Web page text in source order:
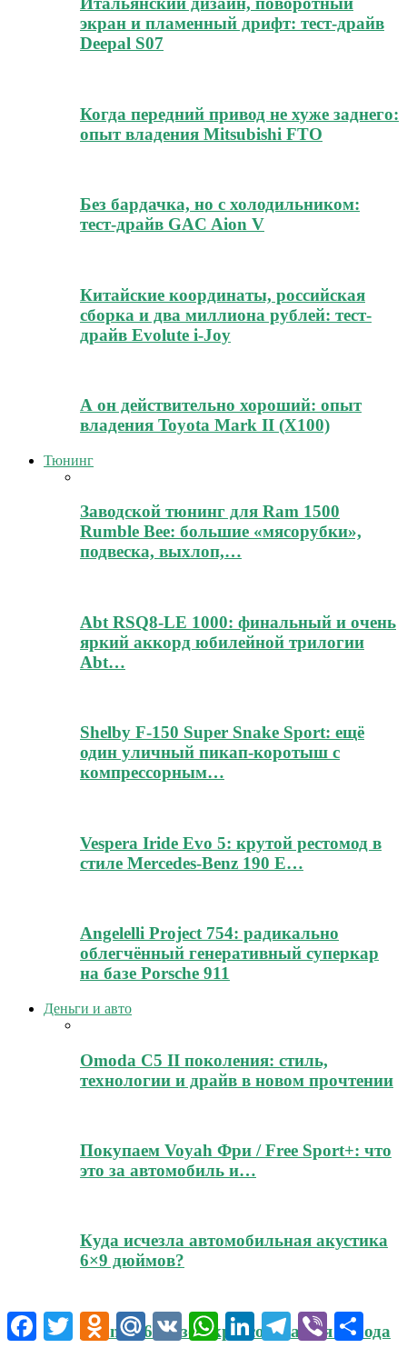
экран и пламенный дрифт: тест-драйв
Deepal S07
Когда передний привод не хуже заднего:
опыт владения Mitsubishi FTO
Без бардачка, но с холодильником:
тест-драйв GAC Aion V
Китайские координаты, российская
сборка и два миллиона рублей: тест-
драйв Evolute i-Joy
А он действительно хороший: опыт
владения Toyota Mark II (Х100)
Тюнинг
Заводской тюнинг для Ram 1500
Rumble Bee: большие «мясорубки»,
подвеска, выхлоп,…
Abt RSQ8-LE 1000: финальный и очень
яркий аккорд юбилейной трилогии
Abt…
Shelby F-150 Super Snake Sport: ещё
один уличный пикап-коротыш с
компрессорным…
Vespera Iride Evo 5: крутой рестомод в
стиле Mercedes-Benz 190 E…
Angelelli Project 754: радикально
облегчённый генеративный суперкар
на базе Porsche 911
Деньги и авто
Omoda C5 II поколения: стиль,
технологии и драйв в новом прочтении
Покупаем Voyah Фри / Free Sport+: что
это за автомобиль и…
Куда исчезла автомобильная акустика
6×9 дюймов?
Jeland J6: обзор кроссовера для города
FacebookTwitter Odnoklassniki
Mail.RuVK WhatsAppLinkedInTelegramViber